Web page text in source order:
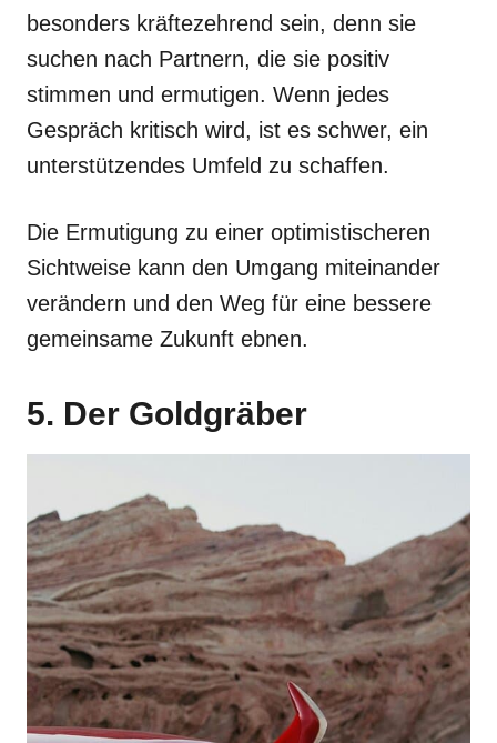
besonders kräftezehrend sein, denn sie
suchen nach Partnern, die sie positiv
stimmen und ermutigen. Wenn jedes
Gespräch kritisch wird, ist es schwer, ein
unterstützendes Umfeld zu schaffen.
Die Ermutigung zu einer optimistischeren
Sichtweise kann den Umgang miteinander
verändern und den Weg für eine bessere
gemeinsame Zukunft ebnen.
5. Der Goldgräber